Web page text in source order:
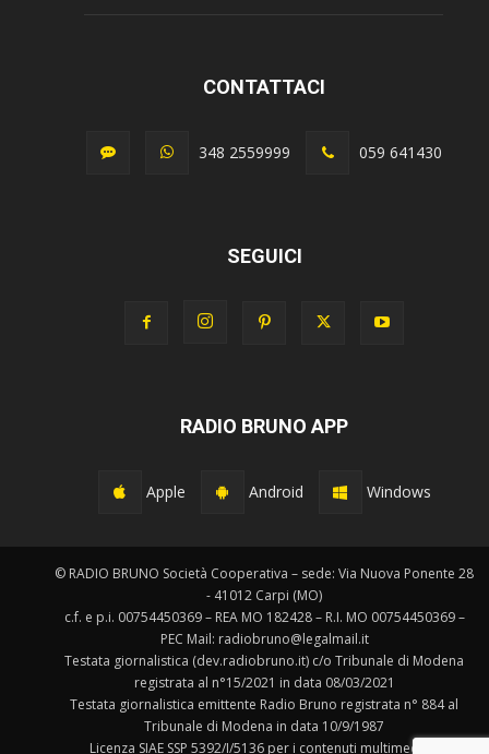
CONTATTACI
348 2559999 059 641430
SEGUICI
RADIO BRUNO APP
Apple Android Windows
© RADIO BRUNO Società Cooperativa – sede: Via Nuova Ponente 28
- 41012 Carpi (MO)
c.f. e p.i. 00754450369 – REA MO 182428 – R.I. MO 00754450369 –
PEC Mail: radiobruno@legalmail.it
Testata giornalistica (dev.radiobruno.it) c/o Tribunale di Modena
registrata al n°15/2021 in data 08/03/2021
Testata giornalistica emittente Radio Bruno registrata n° 884 al
Tribunale di Modena in data 10/9/1987
Licenza SIAE SSP 5392/I/5136 per i contenuti multimediali.